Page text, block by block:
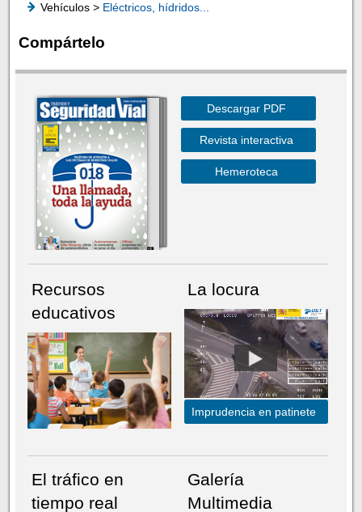
Vehículos > Eléctricos, hídridos...
Compártelo
Descargar PDF
Revista interactiva
Hemeroteca
Recursos
educativos
La locura
Imprudencia en patinete
El tráfico en
tiempo real
Galería
Multimedia